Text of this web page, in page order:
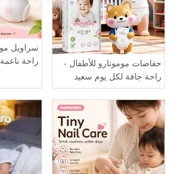
حفاضات موموتارو للأطفال -
راحة جافة لكل يوم سعيد
سراويل
راحة